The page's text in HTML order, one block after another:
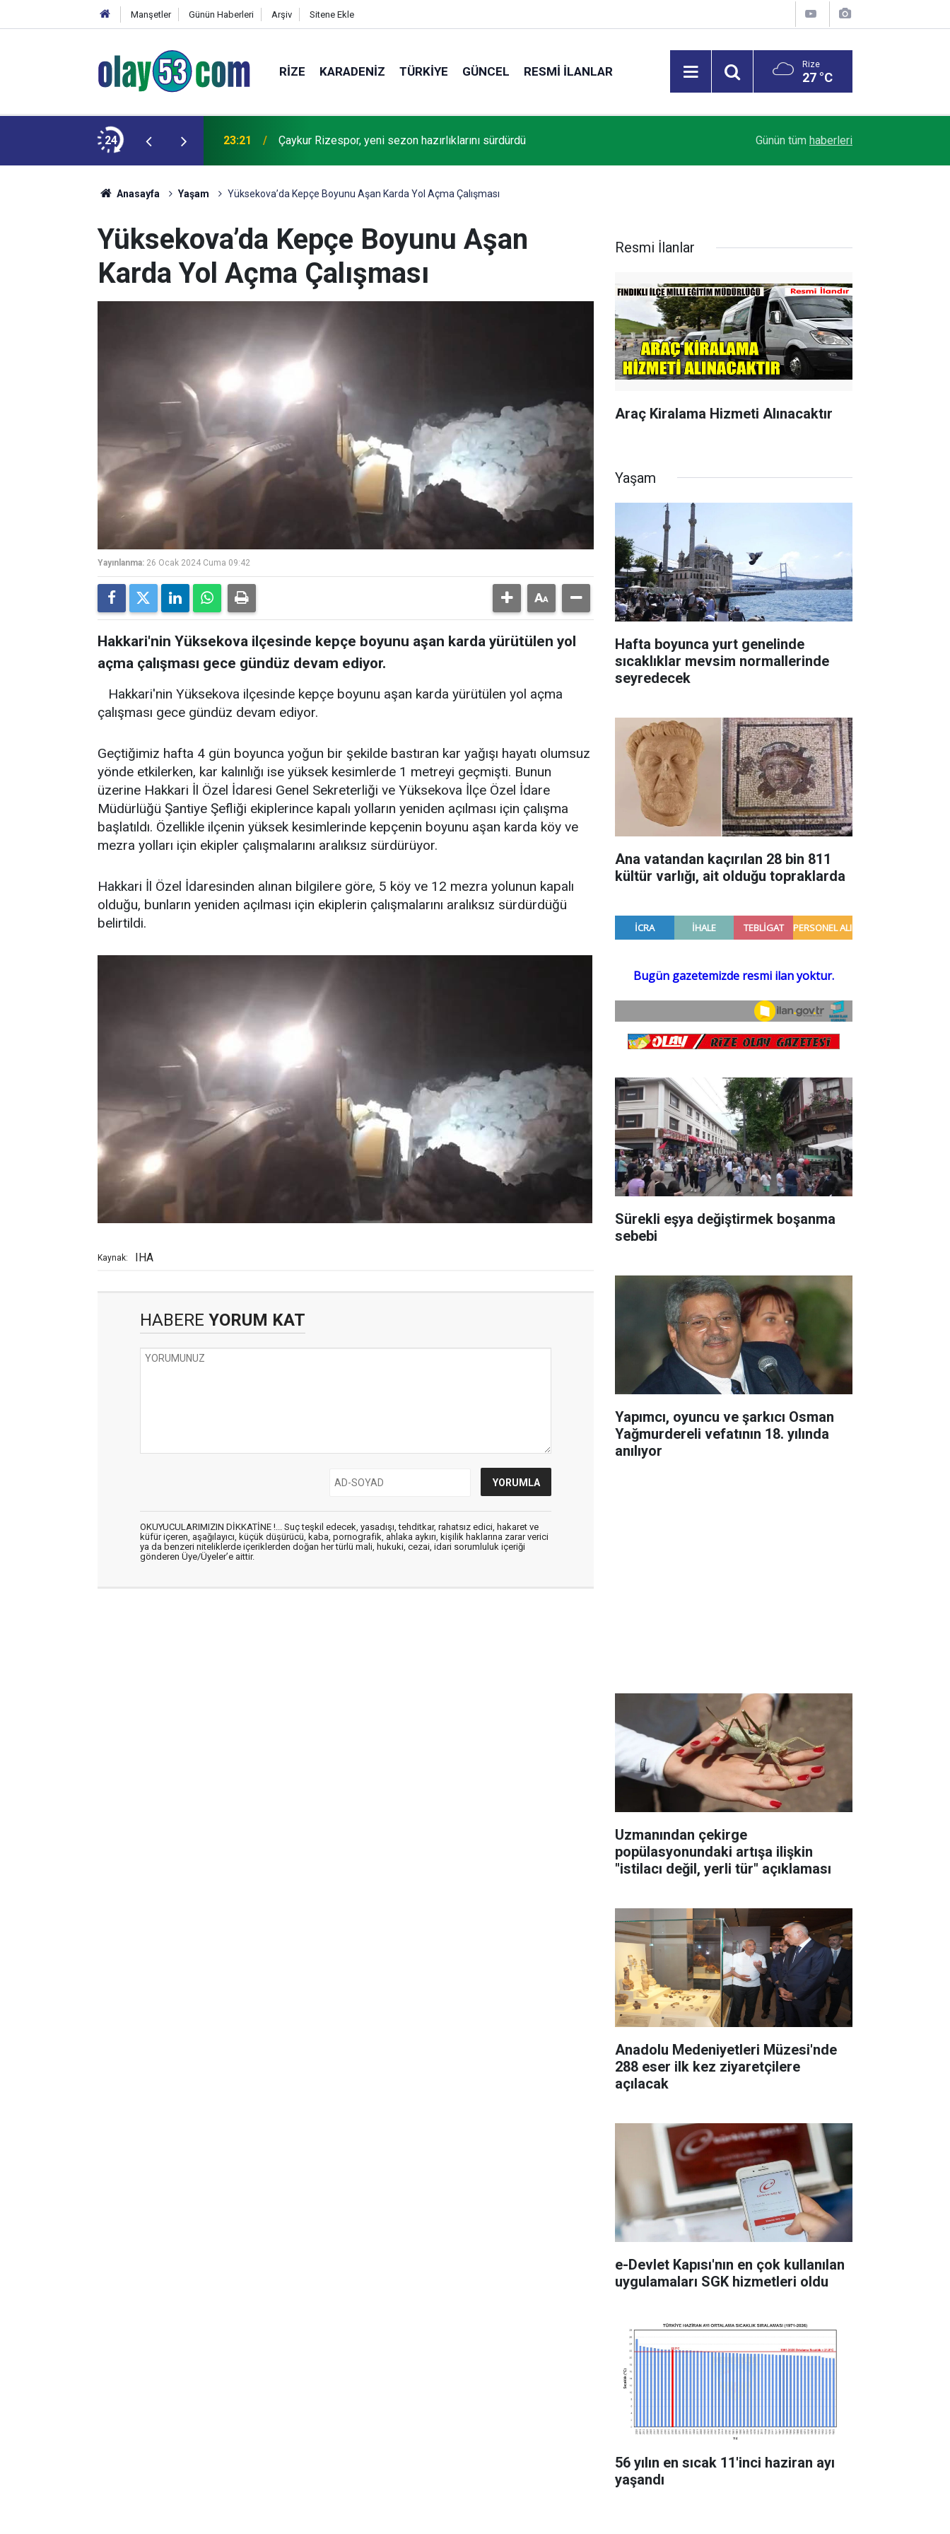
Manşetler Günün Haberleri Arşiv Sitene Ekle
RIZE KARADENIZ TÜRKIYE GÜNCEL RESMI İLANLAR Rize
27 °C
24 23:21 Çaykur Rizespor, yeni sezon hazırlıklarını sürdürdü Rize’de mevsimlik çay işçileri arasında sıra
Günün tüm haberleri
Anasayfa Yaşam Yüksekova’da Kepçe Boyunu Aşan Karda Yol Açma Çalışması
Yüksekova’da Kepçe Boyunu Aşan
Karda Yol Açma Çalışması
Yayınlanma: 26 Ocak 2024 Cuma 09:42
Hakkari'nin Yüksekova ilçesinde kepçe boyunu aşan karda yürütülen yol
açma çalışması gece gündüz devam ediyor.
Hakkari'nin Yüksekova ilçesinde kepçe boyunu aşan karda yürütülen yol açma
çalışması gece gündüz devam ediyor.
Geçtiğimiz hafta 4 gün boyunca yoğun bir şekilde bastıran kar yağışı hayatı olumsuz
yönde etkilerken, kar kalınlığı ise yüksek kesimlerde 1 metreyi geçmişti. Bunun
üzerine Hakkari İl Özel İdaresi Genel Sekreterliği ve Yüksekova İlçe Özel İdare
Müdürlüğü Şantiye Şefliği ekiplerince kapalı yolların yeniden açılması için çalışma
başlatıldı. Özellikle ilçenin yüksek kesimlerinde kepçenin boyunu aşan karda köy ve
mezra yolları için ekipler çalışmalarını aralıksız sürdürüyor.
Hakkari İl Özel İdaresinden alınan bilgilere göre, 5 köy ve 12 mezra yolunun kapalı
olduğu, bunların yeniden açılması için ekiplerin çalışmalarını aralıksız sürdürdüğü
belirtildi.
Kaynak: IHA
HABERE YORUM KAT
OKUYUCULARIMIZIN DİKKATİNE !... Suç teşkil edecek, yasadışı, tehditkar, rahatsız edici, hakaret ve
küfür içeren, aşağılayıcı, küçük düşürücü, kaba, pornografik, ahlaka aykırı, kişilik haklarına zarar verici
ya da benzeri niteliklerde içeriklerden doğan her türlü mali, hukuki, cezai, idari sorumluluk içeriği
gönderen Üye/Üyeler’e aittir.
Resmi İlanlar
Araç Kiralama Hizmeti Alınacaktır
Yaşam
Hafta boyunca yurt genelinde
sıcaklıklar mevsim normallerinde
seyredecek
Ana vatandan kaçırılan 28 bin 811
kültür varlığı, ait olduğu topraklarda
Sürekli eşya değiştirmek boşanma
sebebi
Yapımcı, oyuncu ve şarkıcı Osman
Yağmurdereli vefatının 18. yılında
anılıyor
Uzmanından çekirge
popülasyonundaki artışa ilişkin
"istilacı değil, yerli tür" açıklaması
Anadolu Medeniyetleri Müzesi'nde
288 eser ilk kez ziyaretçilere
açılacak
e-Devlet Kapısı'nın en çok kullanılan
uygulamaları SGK hizmetleri oldu
56 yılın en sıcak 11'inci haziran ayı
yaşandı